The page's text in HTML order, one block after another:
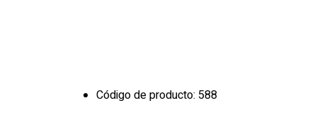
Código de producto: 588